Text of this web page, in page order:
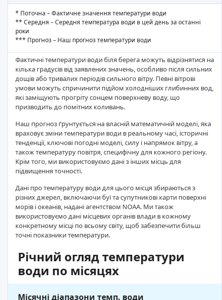
* Поточна – Фактичне значення температури води
** Середня – Середня температура води в цей день за останні
роки
*** Прогноз – Наш прогноз температури води
Фактичні температури води біля берега можуть відрізнятися на
кілька градусів від заявлених значень, особливо після сильних
дощів або тривалих періодів сильного вітру. Певні вітрові
умови можуть спричинити підйом холодніших глибинних вод,
які заміщують прогріту сонцем поверхневу воду, що
призводить до помітних коливань.
Наш прогноз ґрунтується на власній математичній моделі, яка
враховує зміни температури води в реальному часі, історичні
тенденції, ключові погодні моделі, силу і напрямок вітру, а
також температуру повітря, специфічну для кожного регіону.
Крім того, ми використовуємо дані з інших місць для
підвищення точності.
Дані про температуру води для цього місця збираються з
різних джерел, включаючи буї та супутникові карти поверхні
морів і океанів, надані агентством NOAA. Ми також
використовуємо дані місцевих органів влади в кожному
конкретному місці по всьому світу, щоб забезпечити більш
точні показники температури.
Річний огляд температури
води по місяцях
Місячні діапазони темп. води